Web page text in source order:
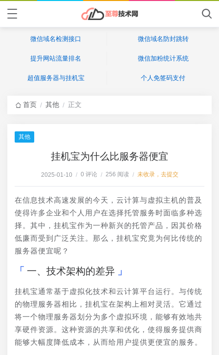
微信域名检测接口 微信域名防封跳转
提升网站流量排名 微信加粉统计系统
超值服务器与挂机宝 个人免签码支付
首页 / 其他 / 正文
其他
挂机宝为什么比服务器便宜
2025-01-10 / 0 评论 / 256 阅读 / 未收录，去提交
在信息技术高速发展的今天，云计算与虚拟主机的普及
使得许多企业和个人用户在选择托管服务时面临多种选
择。其中，挂机宝作为一种新兴的托管产品，因其价格
低廉而受到广泛关注。那么，挂机宝究竟为何比传统的
服务器便宜呢？
一、技术架构的差异
挂机宝通常基于虚拟化技术和云计算平台运行。与传统
的物理服务器相比，挂机宝在架构上相对灵活。它通过
将一个物理服务器划分为多个虚拟环境，能够有效地共
享硬件资源。这种资源的共享和优化，使得服务提供商
能够大幅度降低成本，从而给用户提供更便宜的服务。